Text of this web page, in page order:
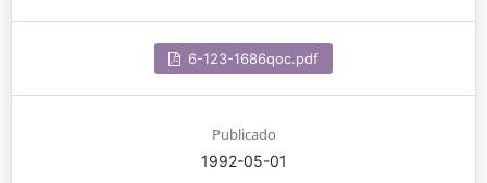
6-123-1686qoc.pdf
Publicado
1992-05-01